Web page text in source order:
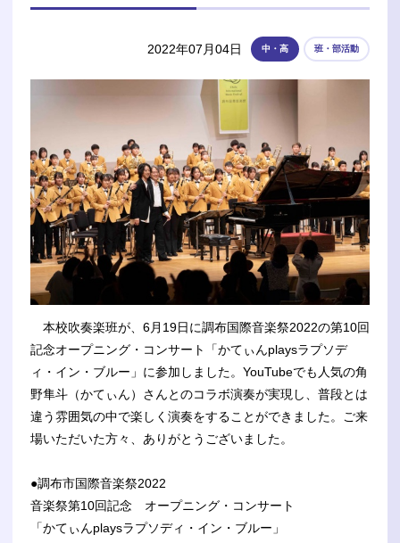
2022年07月04日 中・高 班・部活動
本校吹奏楽班が、6月19日に調布国際音楽祭2022の第10回
記念オープニング・コンサート「かてぃんplaysラプソデ
ィ・イン・ブルー」に参加しました。YouTubeでも人気の角
野隼斗（かてぃん）さんとのコラボ演奏が実現し、普段とは
違う雰囲気の中で楽しく演奏をすることができました。ご来
場いただいた方々、ありがとうございました。
●調布市国際音楽祭2022
音楽祭第10回記念 オープニング・コンサート
「かてぃんplaysラプソディ・イン・ブルー」